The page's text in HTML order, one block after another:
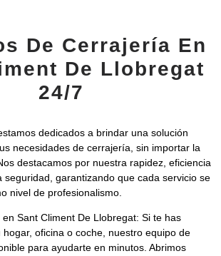
De Cerrajería En
De Llobregat
24/7
estamos dedicados a brindar una solución
necesidades de cerrajería, sin importar la
destacamos por nuestra rapidez, eficiencia
seguridad, garantizando que cada servicio se
nivel de profesionalismo.
Sant Climent De Llobregat: Si te has
oficina o coche, nuestro equipo de
para ayudarte en minutos. Abrimos